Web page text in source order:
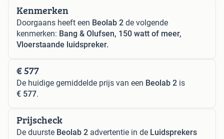
Kenmerken
Doorgaans heeft een Beolab 2 de volgende
kenmerken: Bang & Olufsen, 150 watt of meer,
Vloerstaande luidspreker.
€ 577
De huidige gemiddelde prijs van een Beolab 2 is
€ 577.
Prijscheck
De duurste Beolab 2 advertentie in de Luidsprekers